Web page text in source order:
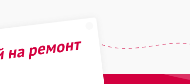
ремонт